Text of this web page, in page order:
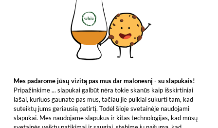
Mes padarome jūsų vizitą pas mus dar malonesnį - su slapukais!
Pripažinkime ... slapukai galbūt nėra tokie skanūs kaip išskirtiniai
lašai, kuriuos gaunate pas mus, tačiau jie puikiai sukurti tam, kad
suteiktų jums geriausią patirtį. Todėl šioje svetainėje naudojami
slapukai. Mes naudojame slapukus ir kitas technologijas, kad mūsų